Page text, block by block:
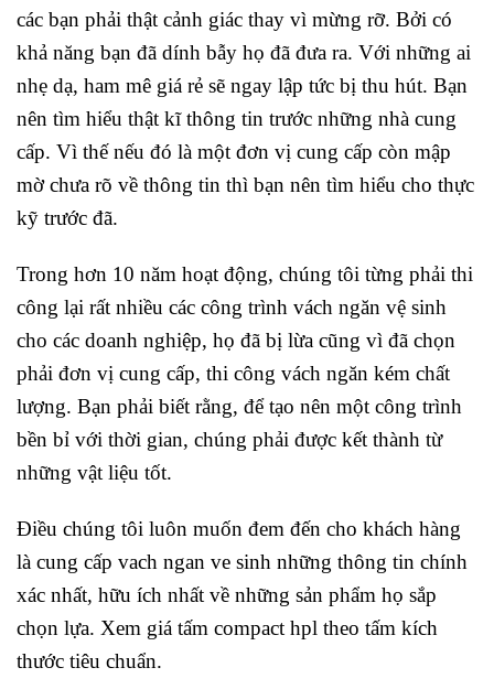
các bạn phải thật cảnh giác thay vì mừng rỡ. Bởi có
khả năng bạn đã dính bẫy họ đã đưa ra. Với những ai
nhẹ dạ, ham mê giá rẻ sẽ ngay lập tức bị thu hút. Bạn
nên tìm hiểu thật kĩ thông tin trước những nhà cung
cấp. Vì thế nếu đó là một đơn vị cung cấp còn mập
mờ chưa rõ về thông tin thì bạn nên tìm hiểu cho thực
kỹ trước đã.
Trong hơn 10 năm hoạt động, chúng tôi từng phải thi
công lại rất nhiều các công trình vách ngăn vệ sinh
cho các doanh nghiệp, họ đã bị lừa cũng vì đã chọn
phải đơn vị cung cấp, thi công vách ngăn kém chất
lượng. Bạn phải biết rằng, để tạo nên một công trình
bền bỉ với thời gian, chúng phải được kết thành từ
những vật liệu tốt.
Điều chúng tôi luôn muốn đem đến cho khách hàng
là cung cấp vach ngan ve sinh những thông tin chính
xác nhất, hữu ích nhất về những sản phẩm họ sắp
chọn lựa. Xem giá tấm compact hpl theo tấm kích
thước tiêu chuẩn.